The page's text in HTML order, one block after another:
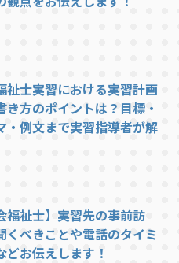
祉士実習における実習計画
き方のポイントは？目標・
・例文まで実習指導者が解
福祉士】実習先の事前訪
くべきことや電話のタイミ
どお伝えします！